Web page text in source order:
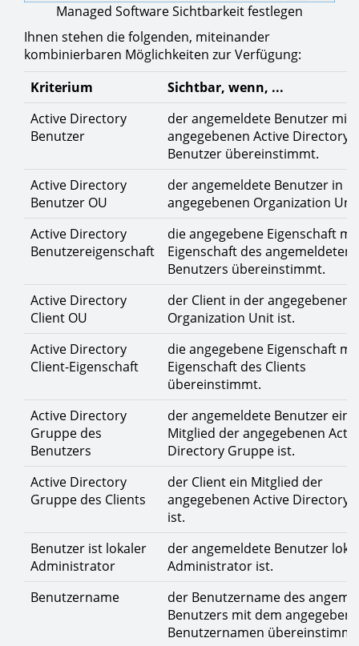
Managed Software Sichtbarkeit festlegen
Ihnen stehen die folgenden, miteinander
kombinierbaren Möglichkeiten zur Verfügung:
Kriterium
Sichtbar, wenn, ...
Active Directory
Benutzer
der angemeldete Benutzer mit
angegebenen Active Directory
Benutzer übereinstimmt.
Active Directory
Benutzer OU
der angemeldete Benutzer in
angegebenen Organization
Active Directory
Benutzereigenschaft
die angegebene Eigenschaft
Eigenschaft des angemeldeten
Benutzers übereinstimmt.
Active Directory
Client OU
der Client in der angegebenen
Organization Unit ist.
Active Directory
Client-Eigenschaft
die angegebene Eigenschaft
Eigenschaft des Clients
übereinstimmt.
Active Directory
Gruppe des
Benutzers
der angemeldete Benutzer ein
Mitglied der angegebenen
Directory Gruppe ist.
Active Directory
Gruppe des Clients
der Client ein Mitglied der
angegebenen Active Directory
ist.
Benutzer ist lokaler
Administrator
der angemeldete Benutzer
Administrator ist.
Benutzername
der Benutzername des
Benutzers mit dem
Benutzernamen